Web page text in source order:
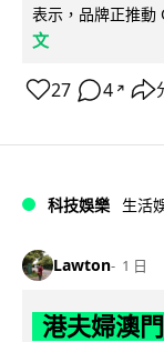
表示，品牌正推
文
27 4 ↗
科技娛樂 生活
Lawton 1 日
港夫婦澳